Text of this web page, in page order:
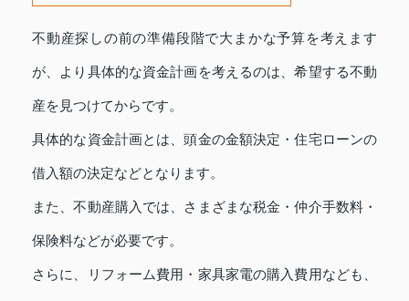
不動産探しの前の準備段階で大まかな予算を考えます
が、より具体的な資金計画を考えるのは、希望する不動
産を見つけてからです。
具体的な資金計画とは、頭金の金額決定・住宅ローンの
借入額の決定などとなります。
また、不動産購入では、さまざまな税金・仲介手数料・
保険料などが必要です。
さらに、リフォーム費用・家具家電の購入費用なども、